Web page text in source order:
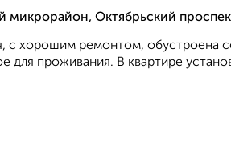
микрорайон, Октябрьский
с хорошим ремонтом, обустроена
для проживания. В квартире